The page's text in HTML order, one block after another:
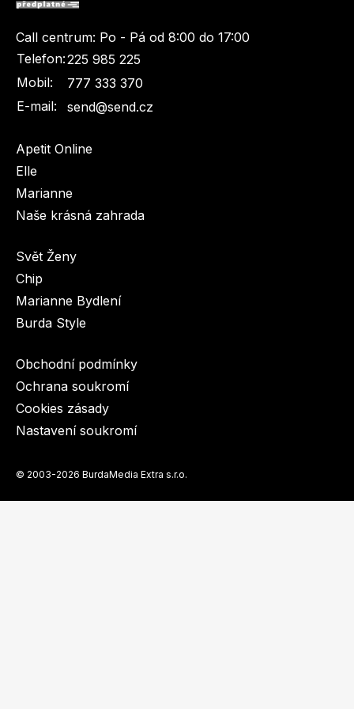
Call centrum: Po - Pá od 8:00 do 17:00
Telefon:225 985 225
Mobil:
777 333 370
E-mail:
send@send.cz
Apetit Online
Elle
Marianne
Naše krásná zahrada
Svět Ženy
Chip
Marianne Bydlení
Burda Style
Obchodní podmínky
Ochrana soukromí
Cookies zásady
Nastavení soukromí
© 2003-2026 BurdaMedia Extra s.r.o.